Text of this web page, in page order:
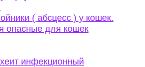
( абсцесс ) у кошек.
опасные для кошек
инфекционный